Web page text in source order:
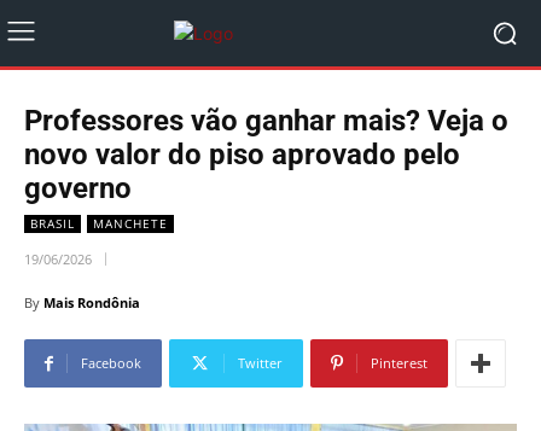
Professores vão ganhar mais? Veja o
novo valor do piso aprovado pelo
governo
BRASIL MANCHETE
19/06/2026
By Mais Rondônia
Facebook Twitter Pinterest